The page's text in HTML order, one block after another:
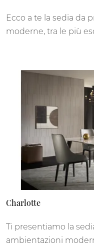
Ecco a te la sedia da
moderne, tra le più
Charlotte
Ti presentiamo la
ambientazioni